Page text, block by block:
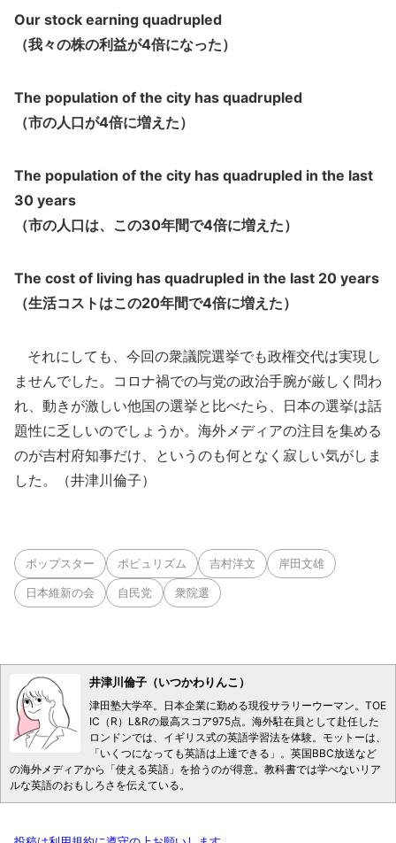
Our stock earning quadrupled
（我々の株の利益が4倍になった）
The population of the city has quadrupled
（市の人口が4倍に増えた）
The population of the city has quadrupled in the last
30 years
（市の人口は、この30年間で4倍に増えた）
The cost of living has quadrupled in the last 20 years
（生活コストはこの20年間で4倍に増えた）
それにしても、今回の衆議院選挙でも政権交代は実現し
ませんでした。コロナ禍での与党の政治手腕が厳しく問わ
れ、動きが激しい他国の選挙と比べたら、日本の選挙は話
題性に乏しいのでしょうか。海外メディアの注目を集める
のが吉村府知事だけ、というのも何となく寂しい気がしま
した。（井津川倫子）
ポップスター ポピュリズム 吉村洋文 岸田文雄
日本維新の会 自民党 衆院選
井津川倫子（いつかわりんこ）
津田塾大学卒。日本企業に勤める現役サラリーウーマン。TOE
IC（R）L&Rの最高スコア975点。海外駐在員として赴任した
ロンドンでは、イギリス式の英語学習法を体験。モットーは、
「いくつになっても英語は上達できる」。英国BBC放送など
の海外メディアから「使える英語」を拾うのが得意。教科書では学べないリア
ルな英語のおもしろさを伝えている。